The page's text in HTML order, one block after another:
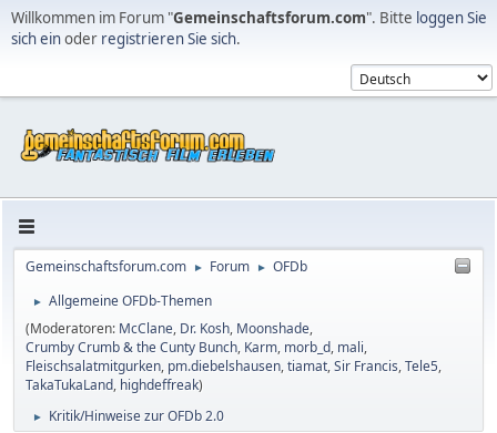
Willkommen im Forum "Gemeinschaftsforum.com". Bitte loggen Sie
sich einoder registrieren Sie sich.
Gemeinschaftsforum.com ► Forum ► OFDb
►
Allgemeine OFDb-Themen
(Moderatoren: McClane, Dr. Kosh, Moonshade,
Crumby Crumb & the Cunty Bunch, Karm, morb_d, mali,
Fleischsalatmitgurken, pm.diebelshausen,tiamat,Sir Francis,Tele5,
TakaTukaLand, highdeffreak)
► Kritik/Hinweise zur OFDb 2.0